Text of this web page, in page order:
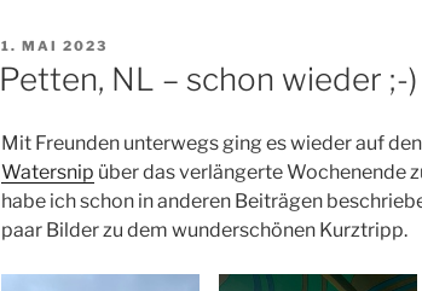
VERÖFFENTLICHT
AM
1. MAI 2023
Petten, NL – schon wieder ;-)
Mit Freunden unterwegs ging es wieder auf den
Watersnip über das verlängerte Wochenende
habe ich schon in anderen Beiträgen
paar Bilder zu dem wunderschönen Kurztripp.